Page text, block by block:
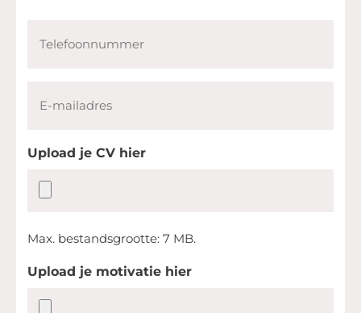
mailadres
Upload je CV hier
Max. bestandsgrootte: 7 MB.
Upload je motivatie hier